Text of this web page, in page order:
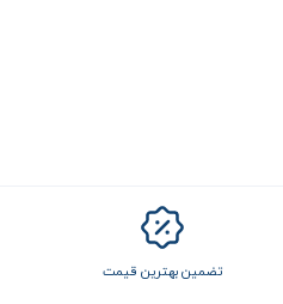
تضمین بهترین قیمت